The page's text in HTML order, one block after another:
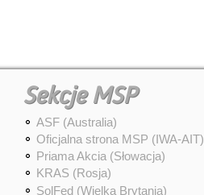
Sekcje MSP
ASF (Australia)
Oficjalna strona MSP (IWA-AIT)
Priama Akcia (Słowacja)
KRAS (Rosja)
SolFed (Wielka Brytania)